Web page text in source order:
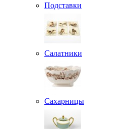
Подставки
Салатники
Сахарницы